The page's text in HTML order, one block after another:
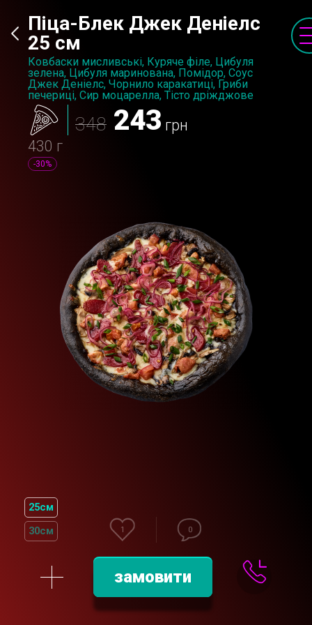
Піца-Блек Джек Деніелс
25 см
Ковбаски мисливські, Куряче філе, Цибуля
зелена, Цибуля маринована, Помідор, Соус
Джек Деніелс, Чорнило каракатиці, Гриби
печериці, Сир моцарелла, Тісто дріжджове
348 243 грн
430 г
-30%
25см
30см
1 0
замовити